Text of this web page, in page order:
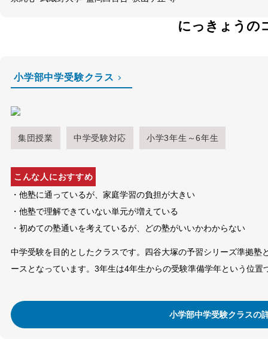
にっきょうの
小学部中学受験クラス
集団授業 中学受験対応 小学3年生～6年生
こんな人におすすめ
・他塾に通っているが、家庭学習の負担が大きい
・他塾で理解できていない単元が増えている
・初めての塾通いを考えているが、どの塾がいいかわからない
中学受験を目的としたクラスです。四谷大塚の予習シリーズ準拠
ースとなっています。3年生は4年生からの受験準備学年という位置
小学部中学受験クラスの